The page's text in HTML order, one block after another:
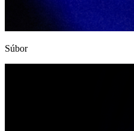
Súbor